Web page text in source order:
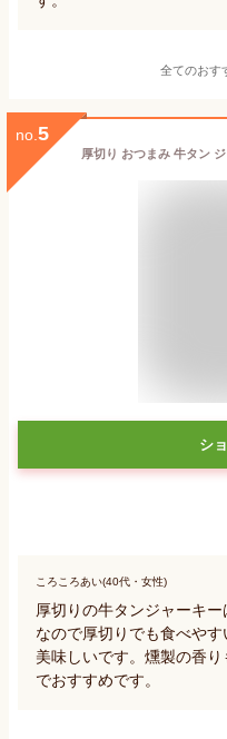
全てのおす
no. 5
シ
ころころあい(40代・女性)
厚切りの牛タンジャーキ
なので厚切りでも食べや
美味しいです。燻製の香
でおすすめです。